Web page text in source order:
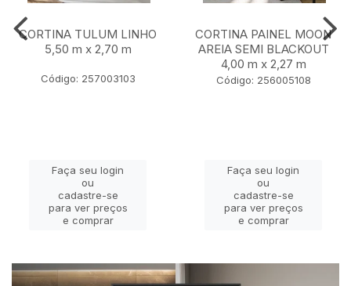
CORTINA TULUM LINHO
5,50 m x 2,70 m
Código: 257003103
Faça seu login
ou
cadastre-se
para ver preços
e comprar
CORTINA PAINEL MOON
AREIA SEMI BLACKOUT
4,00 m x 2,27 m
Código: 256005108
Faça seu login
ou
cadastre-se
para ver preços
e comprar